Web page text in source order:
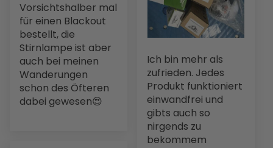
Vorsichtshalber mal
für einen Blackout
bestellt, die
Stirnlampe ist aber
auch bei meinen
Wanderungen
schon des Öfteren
dabei gewesen😍
Ich bin mehr als
zufrieden. Jedes
Produkt funktioniert
einwandfrei und
gibts auch so
nirgends zu
bekommem